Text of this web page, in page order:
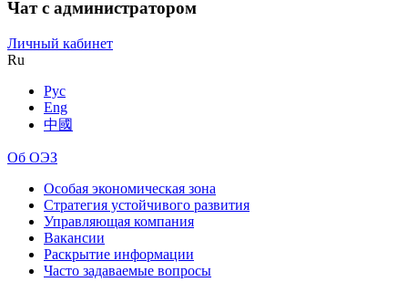
Чат с администратором
Личный кабинет
Ru
Рус
Eng
中國
Об ОЭЗ
Особая экономическая зона
Стратегия устойчивого развития
Управляющая компания
Вакансии
Раскрытие информации
Часто задаваемые вопросы